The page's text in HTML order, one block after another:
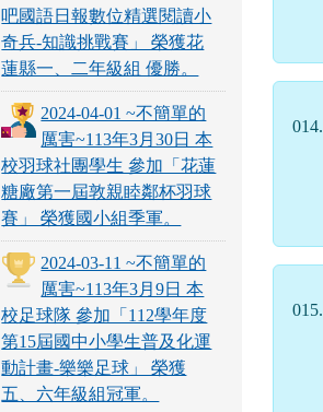
吧國語日報數位精選閱讀小
奇兵-知識挑戰賽」 榮獲花
蓮縣一、二年級組 優勝。
2024-04-01 ~不簡單的
厲害~113年3月30日 本
校羽球社團學生 參加「花蓮
糖廠第一屆敦親睦鄰杯羽球
賽」 榮獲國小組季軍。
2024-03-11 ~不簡單的
厲害~113年3月9日 本
校足球隊 參加「112學年度
第15屆國中小學生普及化運
動計畫-樂樂足球」 榮獲
五、六年級組冠軍。
014.
015.